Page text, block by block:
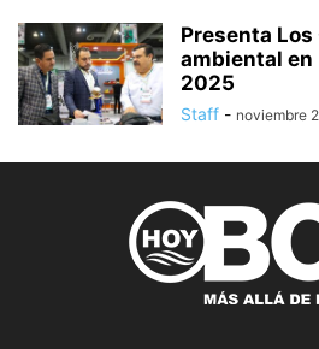
Presenta
ambiental en
2025
Staff - noviembre